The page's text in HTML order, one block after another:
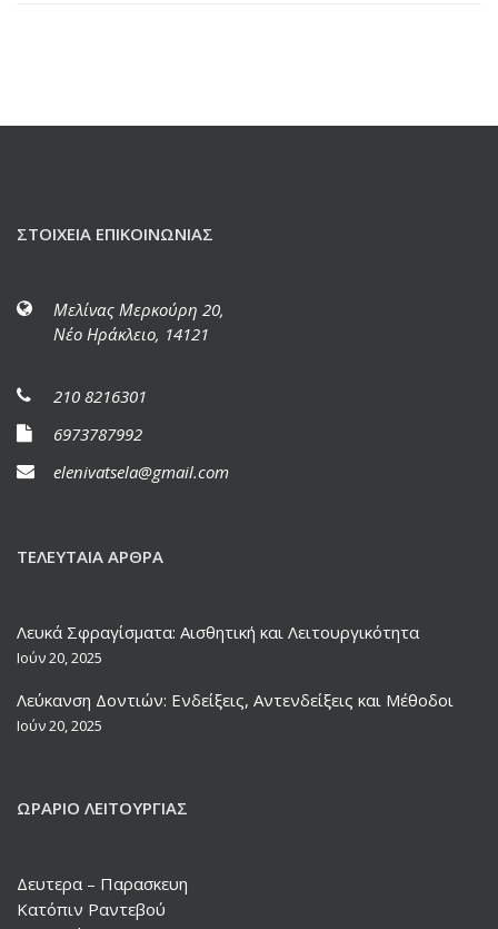
ΣΤΟΙΧΕΊΑ ΕΠΙΚΟΙΝΩΝΊΑΣ
Μελίνας Μερκούρη 20,
Νέο Ηράκλειο, 14121
210 8216301
6973787992
elenivatsela@gmail.com
ΤΕΛΕΥΤΑΊΑ ΆΡΘΡΑ
Λευκά Σφραγίσματα: Αισθητική και Λειτουργικότητα
Ιούν 20, 2025
Λεύκανση Δοντιών: Ενδείξεις, Αντενδείξεις και Μέθοδοι
Ιούν 20, 2025
ΩΡΆΡΙΟ ΛΕΙΤΟΥΡΓΊΑΣ
Δευτερα – Παρασκευη
Κατόπιν Ραντεβού